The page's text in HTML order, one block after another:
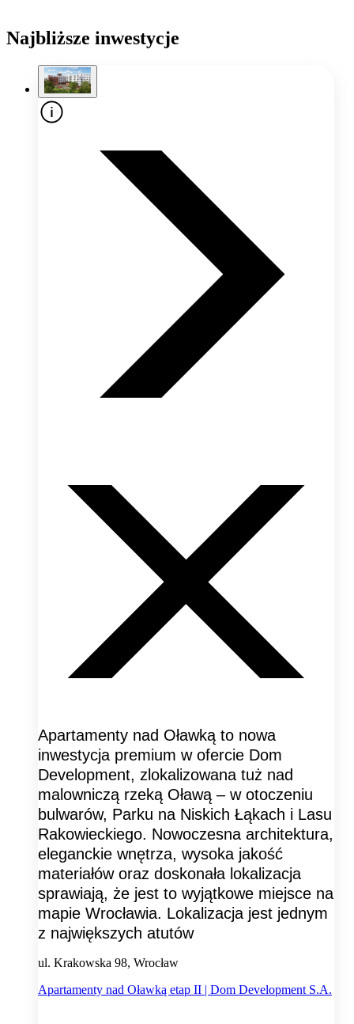
Najbliższe inwestycje
Apartamenty nad Oławką to nowa
inwestycja premium w ofercie Dom
Development, zlokalizowana tuż nad
malowniczą rzeką Oławą – w otoczeniu
bulwarów, Parku na Niskich Łąkach i Lasu
Rakowieckiego. Nowoczesna architektura,
eleganckie wnętrza, wysoka jakość
materiałów oraz doskonała lokalizacja
sprawiają, że jest to wyjątkowe miejsce na
mapie Wrocławia. Lokalizacja jest jednym
z największych atutów
ul. Krakowska 98, Wrocław
Apartamenty nad Oławką etap II | Dom Development S.A.